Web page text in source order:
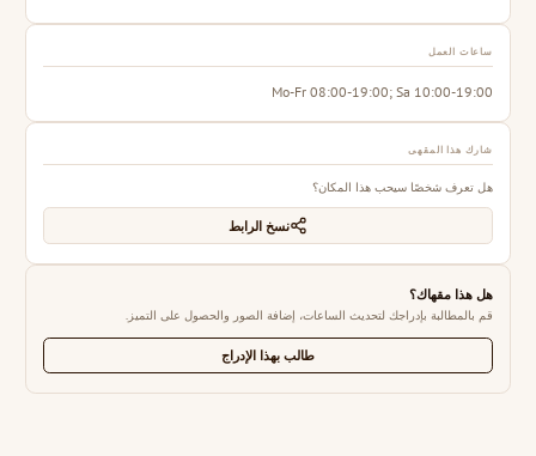
ساعات العمل
Mo-Fr 08:00-19:00; Sa 10:00-19:00
شارك هذا المقهى
هل تعرف شخصًا سيحب هذا المكان؟
نسخ الرابط
هل هذا مقهاك؟
قم بالمطالبة بإدراجك لتحديث الساعات، إضافة الصور والحصول على التميز.
طالب بهذا الإدراج